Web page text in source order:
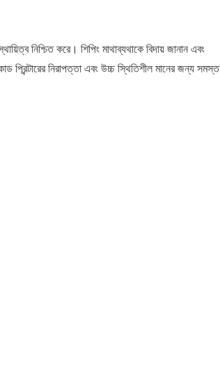
নিশ্চিত করে। শিপিং মাথাব্যথাকে বিদায় জানান এবং
নিরাপত্তা এবং উচ্চ স্থিতিশীল মানের জন্য সমস্ত